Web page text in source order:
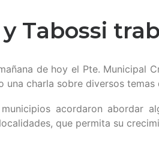
Tabossi
de hoy el Pte. Municipal
una charla sobre diversos
acordaron abordar
que permita su